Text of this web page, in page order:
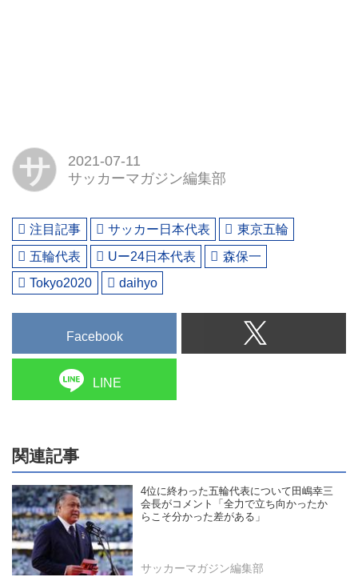
サ
2021-07-11
サッカーマガジン編集部
注目記事 サッカー日本代表
東京五輪
五輪代表
Uー24日本代表
森保一
Tokyo2020
daihyo
Facebook
LINE
関連記事
4位に終わった五輪代表について田嶋幸三
会長がコメント「全力で立ち向かったか
らこそ分かった差がある」
サッカーマガジン編集部